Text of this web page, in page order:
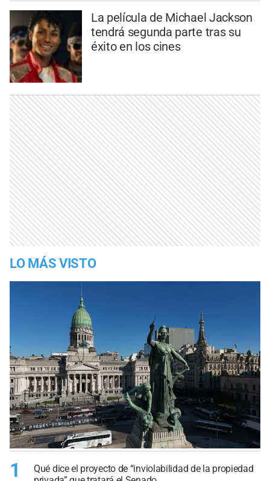
La película de Michael Jackson
tendrá segunda parte tras su
éxito en los cines
LO MÁS VISTO
1
Qué dice el proyecto de “inviolabilidad de la propiedad